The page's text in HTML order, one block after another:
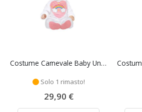
Costume Carnevale Baby Unicorno 18/24 Mesi - Guirca
Solo 1 rimasto!
29,90 €